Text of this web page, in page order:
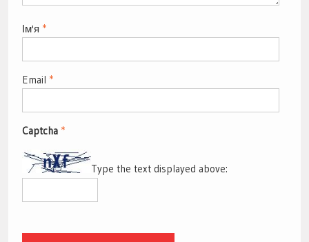
Ім'я *
Email *
Captcha *
Type the text displayed above: